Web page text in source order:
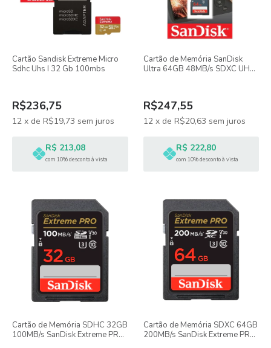
Cartão Sandisk Extreme Micro
Sdhc Uhs I 32 Gb 100mbs
R$236,75
12 x de R$19,73 sem juros
R$ 213,08
com 10% desconto à vista
Cartão de Memória SanDisk
Ultra 64GB 48MB/s SDXC UHS-
R$247,55
12 x de R$20,63 sem juros
R$ 222,80
com 10% desconto à vista
Cartão de Memória SDHC 32GB
100MB/s SanDisk Extreme PRO
Cartão de Memória SDXC 64GB
200MB/s SanDisk Extreme PRO